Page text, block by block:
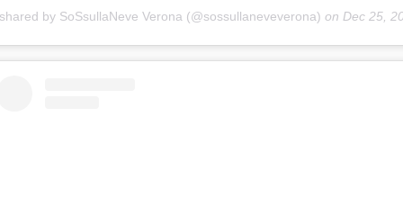
by SoSsullaNeve Verona (@sossullaneveverona) on Dec 25, 2018 at